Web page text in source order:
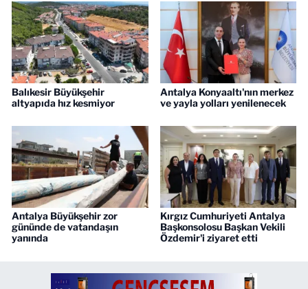
Balıkesir Büyükşehir
altyapıda hız kesmiyor
Antalya Konyaaltı'nın merkez
ve yayla yolları yenilenecek
Antalya Büyükşehir zor
gününde de vatandaşın
yanında
Kırgız Cumhuriyeti Antalya
Başkonsolosu Başkan Vekili
Özdemir'i ziyaret etti